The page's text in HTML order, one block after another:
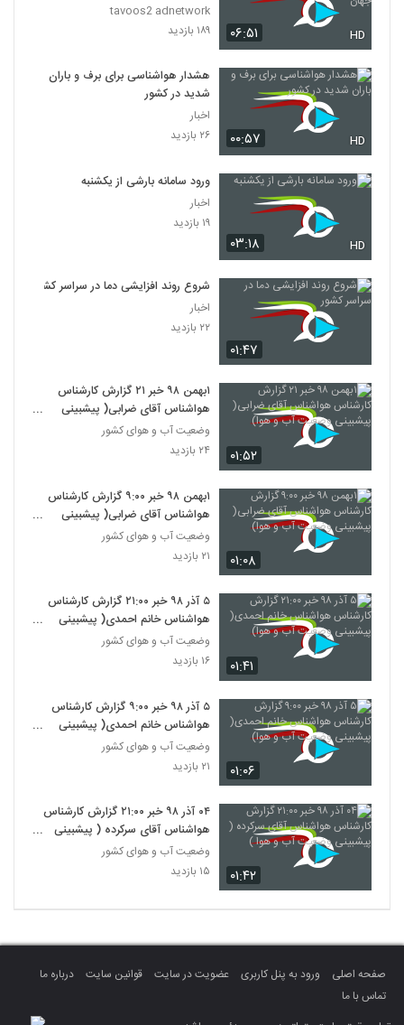
۰۶:۵۱ HD
tavoos2 adnetwork
۱۸۹ بازدید
۰۰:۵۷ HD
هشدار هواشناسی برای برف و باران
شدید در کشور
اخبار
۲۶ بازدید
۰۳:۱۸ HD
ورود سامانه بارشی از یکشنبه
اخبار
۱۹ بازدید
۰۱:۴۷
شروع روند افزایشی دما در سراسر کشور
اخبار
۲۲ بازدید
۰۱:۵۲
۱بهمن ۹۸ خبر ۲۱ گزارش کارشناس
هواشناس آقای ضرابی( پیشبینی
وضعیت آب و هوا)
وضعیت آب و هوای کشور
۲۴ بازدید
۰۱:۰۸
۱بهمن ۹۸ خبر ۹:۰۰ گزارش کارشناس
هواشناس آقای ضرابی( پیشبینی
وضعیت آب و هوا)
وضعیت آب و هوای کشور
۲۱ بازدید
۰۱:۴۱
۵ آذر ۹۸ خبر ۲۱‍:۰۰ گزارش کارشناس
هواشناس خانم احمدی( پیشبینی
وضعیت آب و هوا)
وضعیت آب و هوای کشور
۱۶ بازدید
۰۱:۰۶
۵ آذر ۹۸ خبر ۹‍:۰۰ گزارش کارشناس
هواشناس خانم احمدی( پیشبینی
وضعیت آب و هوا)
وضعیت آب و هوای کشور
۲۱ بازدید
۰۱:۴۲
۰۴ آذر ۹۸ خبر ۲۱‍:۰۰ گزارش کارشناس
هواشناس آقای سرکرده ( پیشبینی
وضعیت آب و هوا )
وضعیت آب و هوای کشور
۱۵ بازدید
صفحه اصلی ورود به پنل کاربری عضویت در سایت قوانین سایت
درباره ما
تماس با ما